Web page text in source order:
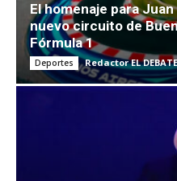
El homenaje para
nuevo circuito de
Fórmula 1
Deportes Redactor EL DEBATE